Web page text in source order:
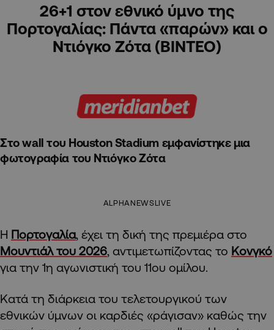
26+1 στον εθνικό ύμνο της
Πορτογαλίας: Πάντα «παρών» και ο
Ντιόγκο Ζότα (ΒΙΝΤΕΟ)
Στο wall του Ηouston Stadium εμφανίστηκε μια
φωτογραφία του Ντιόγκο Ζότα
ALPHANEWSLIVE
Η Πορτογαλία, έχει τη δική της πρεμιέρα στο
Μουντιάλ του 2026, αντιμετωπίζοντας το Κονγκό
για την 1η αγωνιστική του 11ου ομίλου.
Κατά τη διάρκεια του τελετουργικού των
εθνικών ύμνων οι καρδιές «ράγισαν» καθώς την